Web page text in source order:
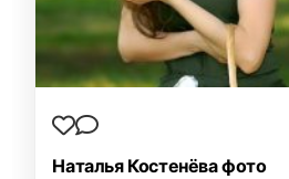
Наталья Костенёва фото